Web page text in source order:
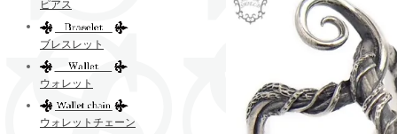
ピアス
ブレスレット
ウォレット
ウォレットチェーン